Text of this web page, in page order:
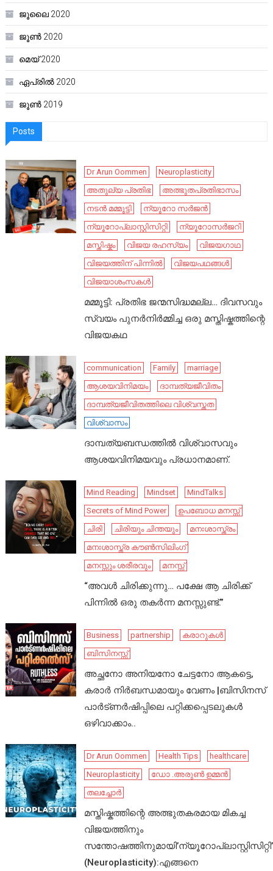
ജൂലൈ 2020
ജൂൺ 2020
മെയ്‌ 2020
ഏപ്രിൽ 2020
ജൂൺ 2019
Posts
Dr Arun Oommen
Neuroplasticity
അതുല്യ പ്രതിഭ
അത്ഭുതപ്രതിഭാസം
നടൻ മമ്മൂട്ടി
ന്യൂറോ സർജൻ
ന്യൂറോപ്ലാസ്റ്റിസിറ്റി
ന്യൂറോസർജറി
മസ്തിഷ്കം
വിജയ രഹസ്യം
വിജയഗാഥ
വിജയത്തിന് പിന്നിൽ
വിജയപഥങ്ങൾ
വിജയാശംസകൾ
മമ്മൂട്ടി: പ്രതിഭ ജന്മസിദ്ധമല്ല… ദിവസവും
സ്വയം പുനർനിർമ്മിച്ച ഒരു മസ്തിഷ്കത്തിന്റെ
വിജയകഥ
communication Family
marriage
ആശയവിനിമയം
ദാമ്പത്യജീവിതം
ദാമ്പത്യജീവിതത്തിലെ വിശ്വസ്തത
വിശ്വാസം
ദാമ്പത്യബന്ധത്തിൽ വിശ്വാസവും
ആശയവിനിമയവും പ്രധാനമാണ്.
Mind Reading Mindset
MindTalks
Secrets of Mind Power
ഉപബോധ മനസ്സ്
ചിരി
ചിരിയും ചിന്തയും
മനഃശാസ്ത്രം
മനഃശാസ്ത്ര കൗൺസിലിംഗ്
മനസ്സും ശരീരവും
മനസ്സ്
“അവൾ ചിരിക്കുന്നു… പക്ഷേ ആ ചിരിക്ക്
പിന്നിൽ ഒരു തകർന്ന മനസ്സുണ്ട്.”
Business partnership
കരാറുകൾ
ബിസിനസ്സ്
അച്ഛനോ അനിയനോ ചേട്ടനോ ആകട്ടെ,
കരാർ നിർബന്ധമായും വേണം |ബിസിനസ്
പാർട്ണർഷിപ്പിലെ പറ്റിക്കപ്പെടലുകൾ
ഒഴിവാക്കാം..
Dr Arun Oommen Health Tips
healthcare
Neuroplasticity
ഡോ .അരുൺ ഉമ്മൻ
തലച്ചോർ
മസ്തിഷ്കത്തിന്റെ അത്ഭുതകരമായ മികച്ച
വിജയത്തിനും
സന്തോഷത്തിനുമായി’ന്യൂറോപ്ലാസ്റ്റിസിറ്റി’
(Neuroplasticity):എങ്ങനെ